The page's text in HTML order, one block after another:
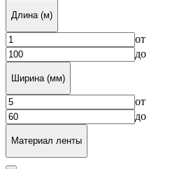
Длина (м)
от
до
Ширина (мм)
от
до
Материал ленты